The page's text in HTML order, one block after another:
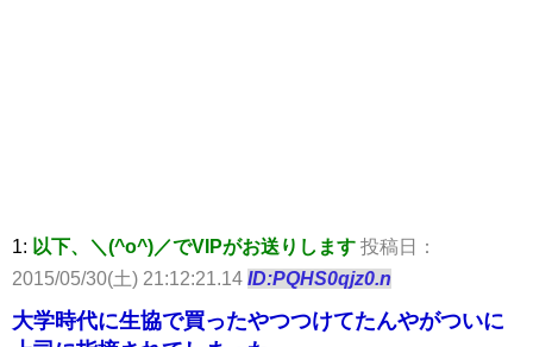
1: 以下、＼(^o^)／でVIPがお送りします 投稿日：
2015/05/30(土) 21:12:21.14 ID:PQHS0qjz0.n
大学時代に生協で買ったやつつけてたんやがついに